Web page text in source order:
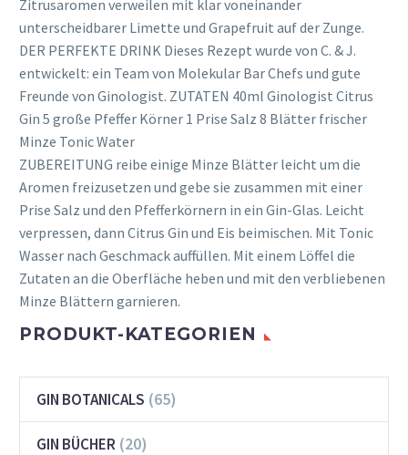
Zitrusaromen verweilen mit klar voneinander
unterscheidbarer Limette und Grapefruit auf der Zunge.
DER PERFEKTE DRINK Dieses Rezept wurde von C. & J.
entwickelt: ein Team von Molekular Bar Chefs und gute
Freunde von Ginologist. ZUTATEN 40ml Ginologist Citrus
Gin 5 große Pfeffer Körner 1 Prise Salz 8 Blätter frischer
Minze Tonic Water
ZUBEREITUNG reibe einige Minze Blätter leicht um die
Aromen freizusetzen und gebe sie zusammen mit einer
Prise Salz und den Pfefferkörnern in ein Gin-Glas. Leicht
verpressen, dann Citrus Gin und Eis beimischen. Mit Tonic
Wasser nach Geschmack auffüllen. Mit einem Löffel die
Zutaten an die Oberfläche heben und mit den verbliebenen
Minze Blättern garnieren.
PRODUKT-KATEGORIEN
GIN BOTANICALS (65)
GIN BÜCHER (20)